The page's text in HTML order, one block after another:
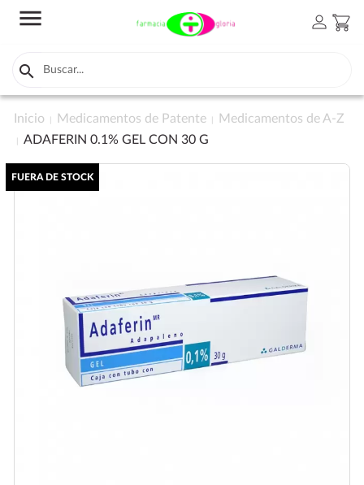
menu person shopping_cart

Inicio Medicamentos de Patente
Medicamentos de A-Z
ADAFERIN 0.1% GEL CON 30 G
FUERA DE STOCK